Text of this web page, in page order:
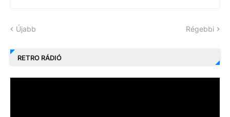
Újabb Régebbi
RETRO RÁDIÓ